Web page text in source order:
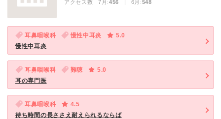
アクセス数 7月:456 | 6月:548
耳鼻咽喉科 慢性中耳炎
5.0
慢性中耳炎
耳鼻咽喉科 難聴
5.0
耳の専門医
耳鼻咽喉科
4.5
待ち時間の長ささえ耐えられるならば